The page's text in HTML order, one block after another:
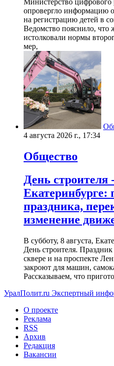
Министерство
опровергло информацию
на регистрацию детей в
Ведомство пояснило, что
истолковали нормы
мер,
4 августа 2026 г., 17:34
Общество
День строителя
Екатеринбурге:
праздника,
изменение
В субботу, 8 августа,
День строителя.
сквере и на проспекте
закроют для машин,
Рассказываем, что
УралПолит.ru Экспертный
О проекте
Реклама
RSS
Архив
Редакция
Вакансии